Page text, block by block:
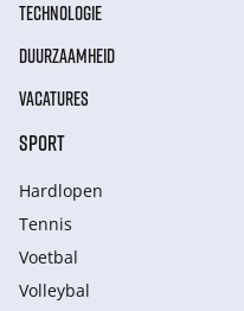
TECHNOLOGIE
DUURZAAMHEID
VACATURES
SPORT
Hardlopen
Tennis
Voetbal
Volleybal